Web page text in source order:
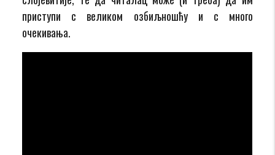
приступи с великом озбиљношћу и с много
очекивања.